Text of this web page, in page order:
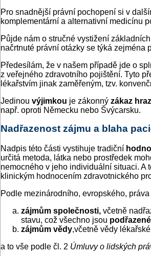
Pro snadnější právní pochopení si v
komplementární a alternativní medicínu
Půjde nám o stručné vystižení základních
načrtnuté právní otázky se týká zejména
Předesílám, že v našem případě jde o
z veřejného zdravotního pojištění. Tyto
lékařstvím jinak zaměřeným, tzv.
Jedinou výjimkou je zákonný zákaz
např. oproti Německu nebo Švýcarsku.
Nadřazenost zájmu a blaha
Nadpis této části vystihuje tradiční
určitá metoda, látka nebo prostředek
nemocného v jeho individuální situaci. A
klinickým hodnocením zdravotnického
Podle mezinárodního, evropského,
zájmům společnosti, včetně
stavu, což všechno jsou
zájmům vědy,včetně vědy
a to vše podle čl. 2 Úmluvy o lidských